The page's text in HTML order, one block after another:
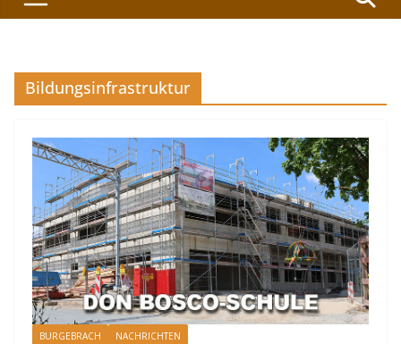
Bildungsinfrastruktur
BURGEBRACH NACHRICHTEN